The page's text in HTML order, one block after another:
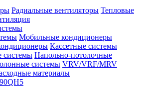
Радиальные вентиляторы Тепловые
Мобильные кондиционеры
Кассетные системы
системы Напольно-потолочные
системы VRV/VRF/MRV
материалы